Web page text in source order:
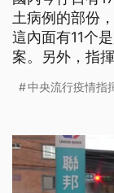
土病例的部份
這內面有11个
案。另外，指
確診者，病症
中央流行疫情指